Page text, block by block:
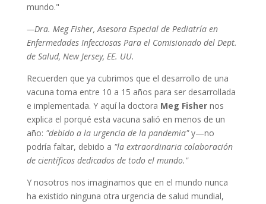
mundo."
—Dra. Meg Fisher, Asesora Especial de Pediatría en
Enfermedades Infecciosas Para el Comisionado del Dept.
de Salud, New Jersey, EE. UU.
Recuerden que ya cubrimos que el desarrollo de una
vacuna toma entre 10 a 15 años para ser desarrollada
e implementada. Y aquí la doctora Meg Fishernos
explica el porqué esta vacuna salió en menos de un
año: "debido a la urgencia de la pandemia"y—no
podría faltar, debido a "la extraordinaria colaboración
de científicos dedicados de todo el mundo."
Y nosotros nos imaginamos que en el mundo nunca
ha existido ninguna otra urgencia de salud mundial,